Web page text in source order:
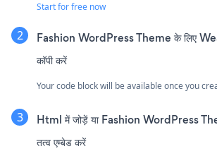
Start for free now
Fashion WordPress Theme के लिए
कॉपी करें
Your code block will be available once you
Html में जोड़ें या Fashion WordPress
तत्व एम्बेड करें